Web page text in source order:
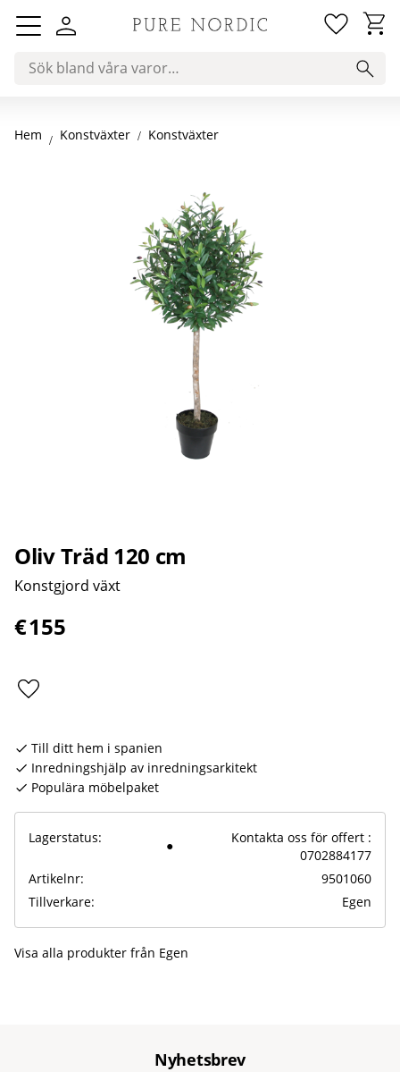
Meny
Hem Konstväxter Konstväxter
Oliv Träd 120 cm
Konstgjord växt
€155
Lägg till i favoriter
Till ditt hem i spanien
Inredningshjälp av inredningsarkitekt
Populära möbelpaket
Lagerstatus
Kontakta oss för offert :
0702884177
Artikelnr
9501060
Tillverkare
Egen
Visa alla produkter från Egen
Nyhetsbrev